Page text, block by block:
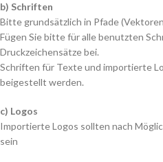
b) Schriften
Bitte grundsätzlich in Pfade
Fügen Sie bitte für alle benutzten
Druckzeichensätze bei.
Schriften für Texte und importierte
beigestellt werden.
c) Logos
Importierte Logos sollten nach
sein